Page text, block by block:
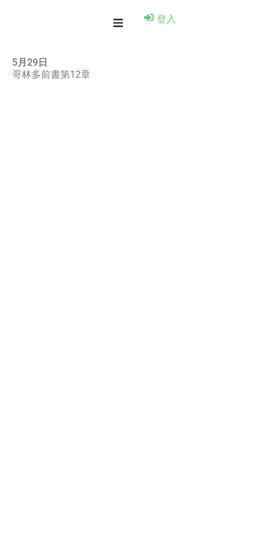
登入
5月29日
哥林多前書第12章